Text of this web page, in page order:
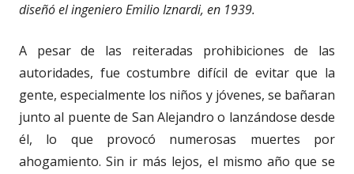
diseñó el ingeniero Emilio Iznardi, en 1939.
A pesar de las reiteradas prohibiciones de las
autoridades, fue costumbre difícil de evitar que la
gente, especialmente los niños y jóvenes, se bañaran
junto al puente de San Alejandro o lanzándose desde
él, lo que provocó numerosas muertes por
ahogamiento. Sin ir más lejos, el mismo año que se